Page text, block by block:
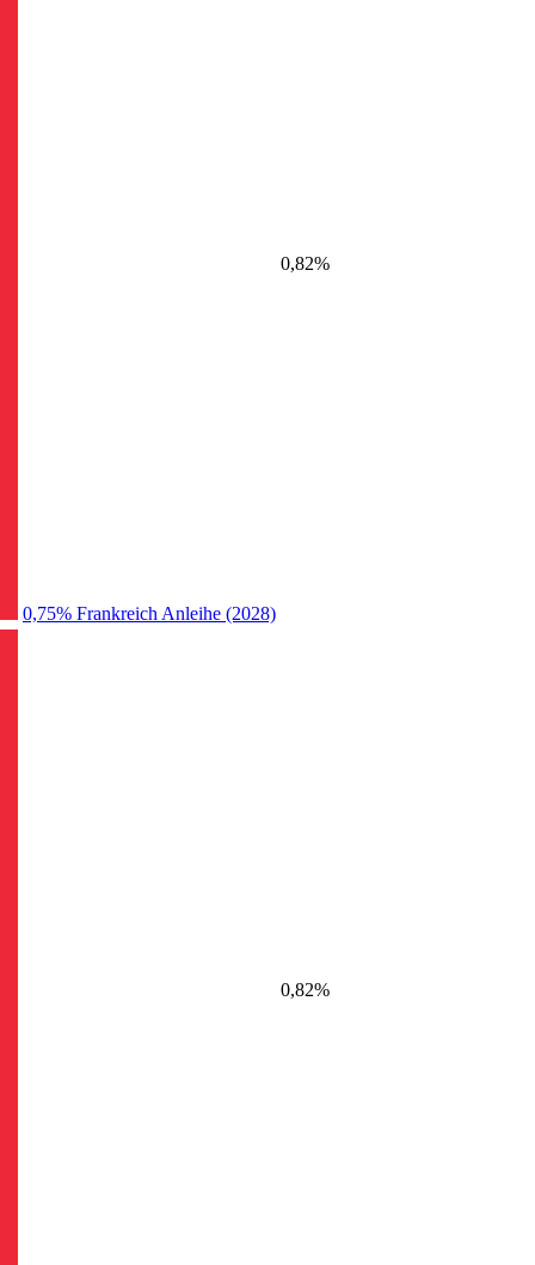
0,75% Frankreich Anleihe (2028)
0,82%
0,82%